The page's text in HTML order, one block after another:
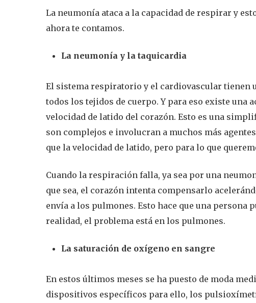
La neumonía ataca a la capacidad de respirar y
ahora te contamos.
La neumonía y la taquicardia
El sistema respiratorio y el cardiovascular tienen
todos los tejidos de cuerpo. Y para eso existe
velocidad de latido del corazón. Esto es una
son complejos e involucran a muchos más
que la velocidad de latido, pero para lo que
Cuando la respiración falla, ya sea por una
que sea, el corazón intenta compensarlo
envía a los pulmones. Esto hace que una
realidad, el problema está en los pulmones.
La saturación de oxígeno en sangre
En estos últimos meses se ha puesto de moda
dispositivos específicos para ello, los